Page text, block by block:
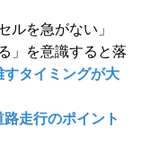
ルを急がない」
」を意識すると落
タイミングが大
走行のポイント